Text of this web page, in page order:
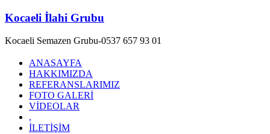
Skip
content
Kocaeli İlahi Grubu
Kocaeli Semazen Grubu-0537 657 93 01
ANASAYFA
HAKKIMIZDA
REFERANSLARIMIZ
FOTO GALERİ
VİDEOLAR
,
İLETİŞİM